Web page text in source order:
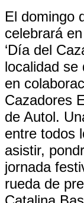
El domingo
celebrará
‘Día del
localidad se
en
Cazadores
de Autol.
entre todos
asistir,
jornada
rueda de